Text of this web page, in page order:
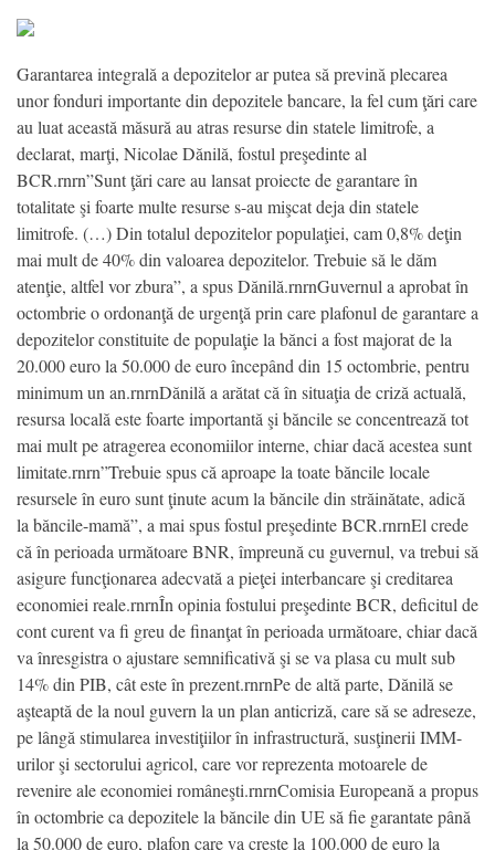
Garantarea integrală a depozitelor ar putea să prevină plecarea
unor fonduri importante din depozitele bancare, la fel cum ţări care
au luat această măsură au atras resurse din statele limitrofe, a
declarat, marţi, Nicolae Dănilă, fostul preşedinte al
BCR.rnrn”Sunt ţări care au lansat proiecte de garantare în
totalitate şi foarte multe resurse s-au mişcat deja din statele
limitrofe. (…) Din totalul depozitelor populaţiei, cam 0,8% deţin
mai mult de 40% din valoarea depozitelor. Trebuie să le dăm
atenţie, altfel vor zbura”, a spus Dănilă.rnrnGuvernul a aprobat în
octombrie o ordonanţă de urgenţă prin care plafonul de garantare a
depozitelor constituite de populaţie la bănci a fost majorat de la
20.000 euro la 50.000 de euro începând din 15 octombrie, pentru
minimum un an.rnrnDănilă a arătat că în situaţia de criză actuală,
resursa locală este foarte importantă şi băncile se concentrează tot
mai mult pe atragerea economiilor interne, chiar dacă acestea sunt
limitate.rnrn”Trebuie spus că aproape la toate băncile locale
resursele în euro sunt ţinute acum la băncile din străinătate, adică
la băncile-mamă”, a mai spus fostul preşedinte BCR.rnrnEl crede
că în perioada următoare BNR, împreună cu guvernul, va trebui să
asigure funcţionarea adecvată a pieţei interbancare şi creditarea
economiei reale.rnrnÎn opinia fostului preşedinte BCR, deficitul de
cont curent va fi greu de finanţat în perioada următoare, chiar dacă
va înresgistra o ajustare semnificativă şi se va plasa cu mult sub
14% din PIB, cât este în prezent.rnrnPe de altă parte, Dănilă se
aşteaptă de la noul guvern la un plan anticriză, care să se adreseze,
pe lângă stimularea investiţiilor în infrastructură, susţinerii IMM-
urilor şi sectorului agricol, care vor reprezenta motoarele de
revenire ale economiei româneşti.rnrnComisia Europeană a propus
în octombrie ca depozitele la băncile din UE să fie garantate până
la 50.000 de euro, plafon care va creşte la 100.000 de euro la